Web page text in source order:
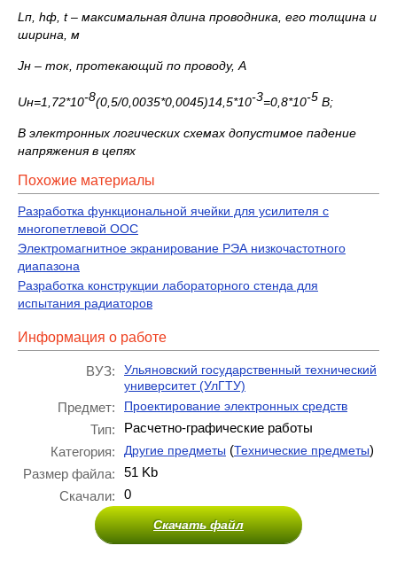
L п, hф, t– максимальная длина проводника, его толщина и
ширина, м
Jн – ток, протекающий по проводу, А
Uн=1,72*10-8(0,5/0,0035*0,0045)14,5*10-3=0,8*10-5 В;
В электронных логических схемах допустимое падение
напряжения в цепях
Похожие материалы
Разработка функциональной ячейки для усилителя с
многопетлевой ООС
Электромагнитное экранирование РЭА низкочастотного
диапазона
Разработка конструкции лабораторного стенда для
испытания радиаторов
Информация о работе
ВУЗ:
Ульяновский государственный технический
университет (УлГТУ)
Предмет: Проектирование электронных средств
Тип:
Расчетно-графические работы
Категория:
Другие предметы (Технические предметы)
Размер файла:
51 Kb
Скачали:
0
Скачать файл